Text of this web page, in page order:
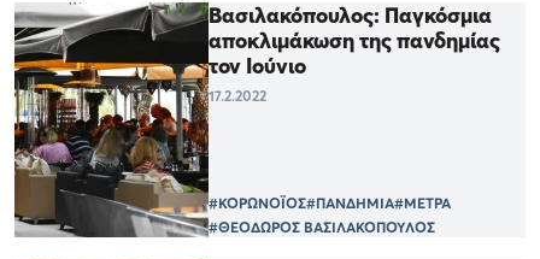
Βασιλακόπουλος: Παγκόσμια
αποκλιμάκωση της πανδημίας
τον Ιούνιο
17.2.2022
#ΚΟΡΩΝΟΪΟΣ#ΠΑΝΔΗΜΙΑ#ΜΕΤΡΑ
#ΘΕΟΔΩΡΟΣ ΒΑΣΙΛΑΚΟΠΟΥΛΟΣ